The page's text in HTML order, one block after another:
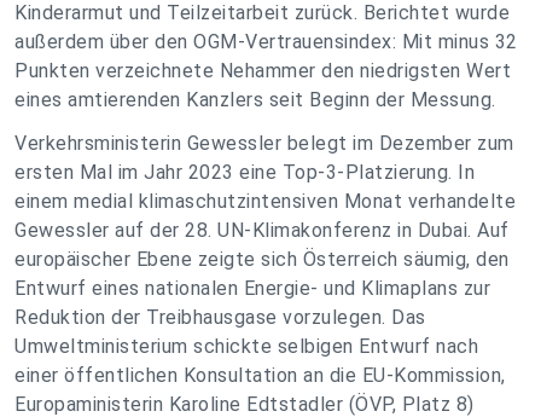
Kinderarmut und Teilzeitarbeit zurück. Berichtet wurde
außerdem über den OGM-Vertrauensindex: Mit minus 32
Punkten verzeichnete Nehammer den niedrigsten Wert
eines amtierenden Kanzlers seit Beginn der Messung.
Verkehrsministerin Gewessler belegt im Dezember zum
ersten Mal im Jahr 2023 eine Top-3-Platzierung. In
einem medial klimaschutzintensiven Monat verhandelte
Gewessler auf der 28. UN-Klimakonferenz in Dubai. Auf
europäischer Ebene zeigte sich Österreich säumig, den
Entwurf eines nationalen Energie- und Klimaplans zur
Reduktion der Treibhausgase vorzulegen. Das
Umweltministerium schickte selbigen Entwurf nach
einer öffentlichen Konsultation an die EU-Kommission,
Europaministerin Karoline Edtstadler (ÖVP, Platz 8)